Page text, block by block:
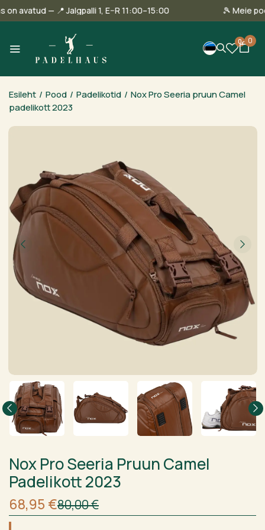
on avatud — 📍 Jalgpalli 1, E–R 11:00–15:00 🎾
0 0
Esileht / Pood / Padelikotid / Nox Pro Seeria pruun Camel
padelikott 2023
Nox Pro Seeria Pruun Camel
Padelikott 2023
80,00€
Algne
hind
oli:
68,95 €
Current
price
is: